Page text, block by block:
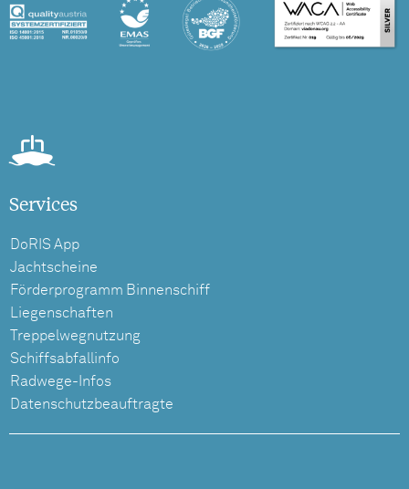
Services
DoRIS App
Jachtscheine
Förderprogramm Binnenschiff
Liegenschaften
Treppelwegnutzung
Schiffsabfallinfo
Radwege-Infos
Datenschutzbeauftragte